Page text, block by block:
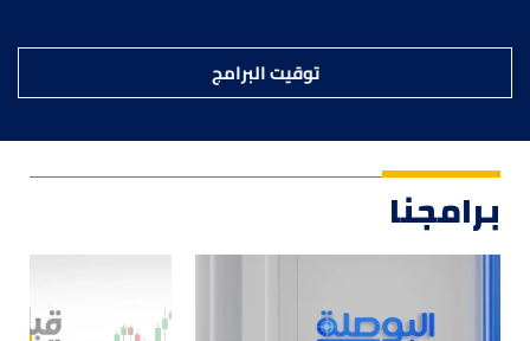
توقيت البرامج
برامجنا